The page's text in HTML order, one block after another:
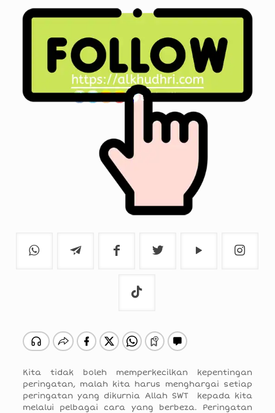
Kita tidak boleh memperkecilkan kepentingan
peringatan, malah kita harus menghargai setiap
peringatan yang dikurnia Allah SWT kepada kita
melalui pelbagai cara yang berbeza. Peringatan